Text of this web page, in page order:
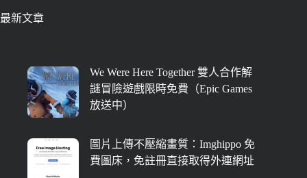
最新文章
We Were Here Together 雙人合作解
謎冒險遊戲限時免費（Epic Games
放送中）
圖片上傳不壓縮畫質：Imghippo 免
費圖床，免註冊直接取得外連網址